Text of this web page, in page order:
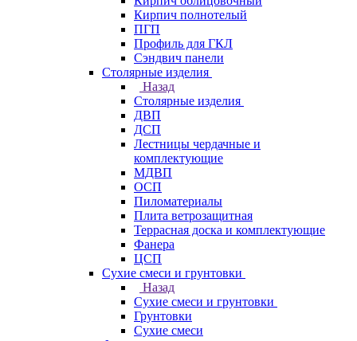
Кирпич полнотелый
ПГП
Профиль для ГКЛ
Сэндвич панели
Столярные изделия
Назад
Столярные изделия
ДВП
ДСП
Лестницы чердачные и
комплектующие
МДВП
ОСП
Пиломатериалы
Плита ветрозащитная
Террасная доска и комплектующие
Фанера
ЦСП
Сухие смеси и грунтовки
Назад
Сухие смеси и грунтовки
Грунтовки
Сухие смеси